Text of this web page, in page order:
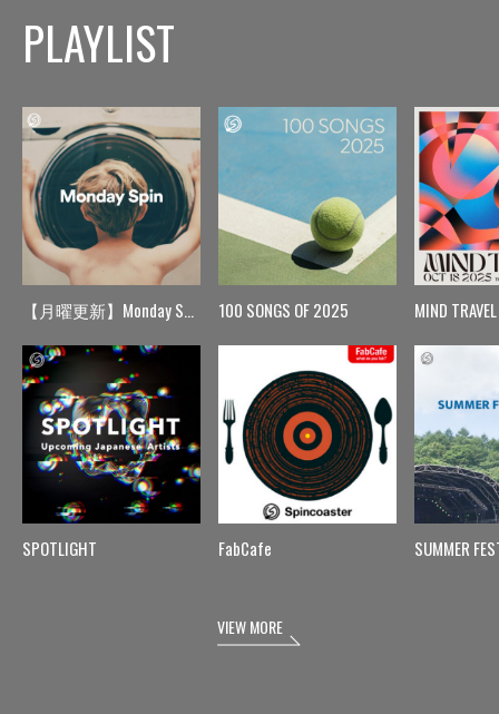
PLAYLIST
【月曜更新】Monday Spin
SPOTLIGHT
100 SONGS OF 2025
FabCafe
MIND TRAVEL
SUMMER
VIEW MORE